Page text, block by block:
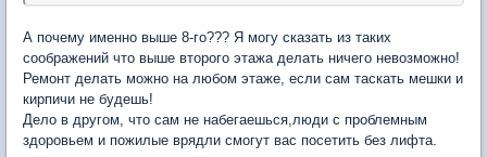
А почему именно выше 8-го??? Я могу сказать из таких
соображений что выше второго этажа делать ничего невозможно!
Ремонт делать можно на любом этаже, если сам таскать мешки и
кирпичи не будешь!
Дело в другом, что сам не набегаешься,люди с проблемным
здоровьем и пожилые врядли смогут вас посетить без лифта.